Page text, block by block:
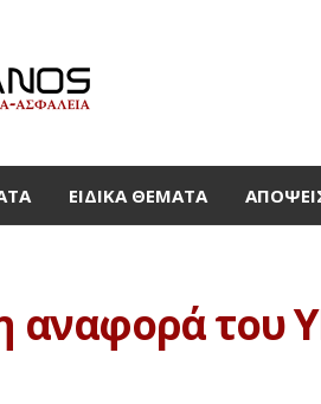
ΕΙΔΙΚΆ ΘΈΜΑΤΑ
αναφορά του